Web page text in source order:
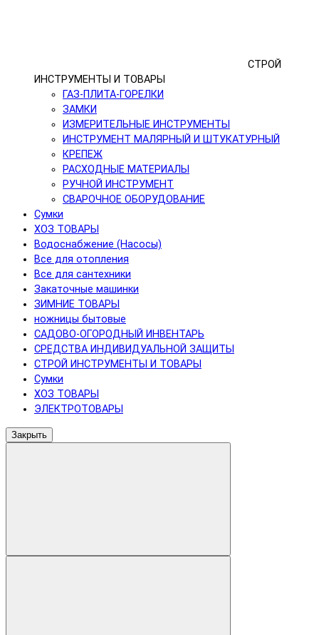
СТРОЙ
ИНСТРУМЕНТЫ И ТОВАРЫ
ГАЗ-ПЛИТА-ГОРЕЛКИ
ЗАМКИ
ИЗМЕРИТЕЛЬНЫЕ ИНСТРУМЕНТЫ
ИНСТРУМЕНТ МАЛЯРНЫЙ И ШТУКАТУРНЫЙ
КРЕПЕЖ
РАСХОДНЫЕ МАТЕРИАЛЫ
РУЧНОЙ ИНСТРУМЕНТ
СВАРОЧНОЕ ОБОРУДОВАНИЕ
Сумки
ХОЗ ТОВАРЫ
Водоснабжение (Насосы)
Все для отопления
Все для сантехники
Закаточные машинки
ЗИМНИЕ ТОВАРЫ
ножницы бытовые
САДОВО-ОГОРОДНЫЙ ИНВЕНТАРЬ
СРЕДСТВА ИНДИВИДУАЛЬНОЙ ЗАЩИТЫ
СТРОЙ ИНСТРУМЕНТЫ И ТОВАРЫ
Сумки
ХОЗ ТОВАРЫ
ЭЛЕКТРОТОВАРЫ
Закрыть